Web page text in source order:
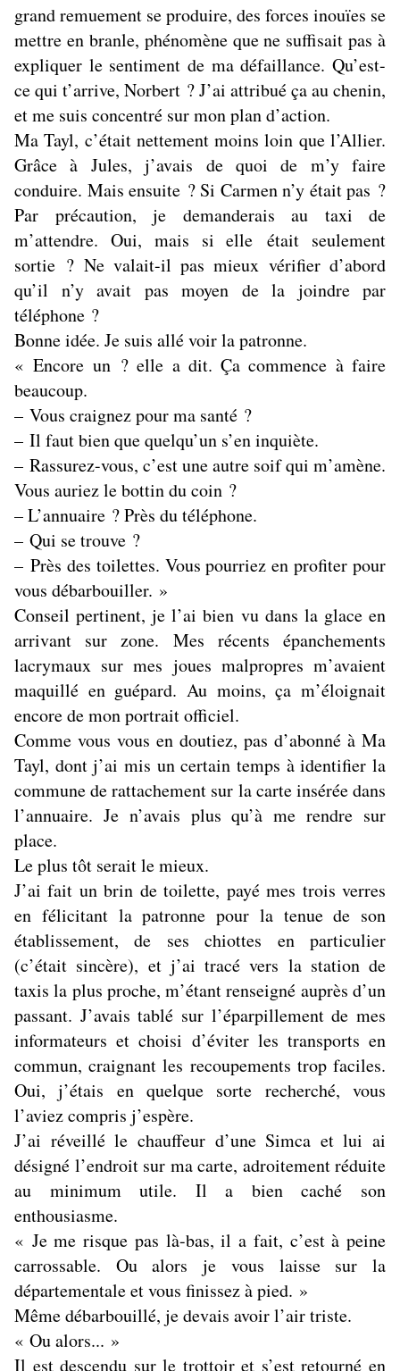
grand remuement se produire, des forces inouïes se
mettre en branle, phénomène que ne suffisait pas à
expliquer le sentiment de ma défaillance. Qu’est-
ce qui t’arrive, Norbert ? J’ai attribué ça au chenin,
et me suis concentré sur mon plan d’action.
Ma Tayl, c’était nettement moins loin que l’Allier.
Grâce à Jules, j’avais de quoi de m’y faire
conduire. Mais ensuite ? Si Carmen n’y était pas ?
Par précaution, je demanderais au taxi de
m’attendre. Oui, mais si elle était seulement
sortie ? Ne valait-il pas mieux vérifier d’abord
qu’il n’y avait pas moyen de la joindre par
téléphone ?
Bonne idée. Je suis allé voir la patronne.
« Encore un ? elle a dit. Ça commence à faire
beaucoup.
– Vous craignez pour ma santé ?
– Il faut bien que quelqu’un s’en inquiète.
– Rassurez-vous, c’est une autre soif qui m’amène.
Vous auriez le bottin du coin ?
– L’annuaire ? Près du téléphone.
– Qui se trouve ?
– Près des toilettes. Vous pourriez en profiter pour
vous débarbouiller. »
Conseil pertinent, je l’ai bien vu dans la glace en
arrivant sur zone. Mes récents épanchements
lacrymaux sur mes joues malpropres m’avaient
maquillé en guépard. Au moins, ça m’éloignait
encore de mon portrait officiel.
Comme vous vous en doutiez, pas d’abonné à Ma
Tayl, dont j’ai mis un certain temps à identifier la
commune de rattachement sur la carte insérée dans
l’annuaire. Je n’avais plus qu’à me rendre sur
place.
Le plus tôt serait le mieux.
J’ai fait un brin de toilette, payé mes trois verres
en félicitant la patronne pour la tenue de son
établissement, de ses chiottes en particulier
(c’était sincère), et j’ai tracé vers la station de
taxis la plus proche, m’étant renseigné auprès d’un
passant. J’avais tablé sur l’éparpillement de mes
informateurs et choisi d’éviter les transports en
commun, craignant les recoupements trop faciles.
Oui, j’étais en quelque sorte recherché, vous
l’aviez compris j’espère.
J’ai réveillé le chauffeur d’une Simca et lui ai
désigné l’endroit sur ma carte, adroitement réduite
au minimum utile. Il a bien caché son
enthousiasme.
« Je me risque pas là-bas, il a fait, c’est à peine
carrossable. Ou alors je vous laisse sur la
départementale et vous finissez à pied. »
Même débarbouillé, je devais avoir l’air triste.
« Ou alors... »
Il est descendu sur le trottoir et s’est retourné en